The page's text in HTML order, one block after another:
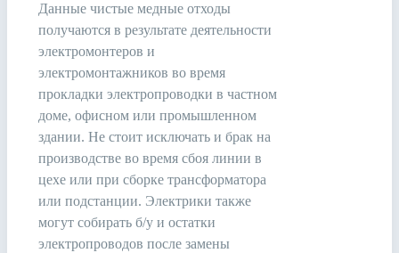
Данные чистые медные отходы
получаются в результате деятельности
электромонтеров и
электромонтажников во время
прокладки электропроводки в частном
доме, офисном или промышленном
здании. Не стоит исключать и брак на
производстве во время сбоя линии в
цехе или при сборке трансформатора
или подстанции. Электрики также
могут собирать б/у и остатки
электропроводов после замены